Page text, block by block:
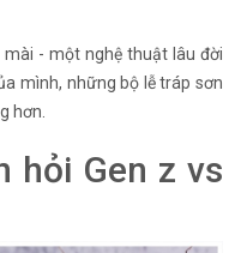
- một nghệ thuật lâu đời
mình, những bộ lễ tráp sơn
hơn.
hỏi Gen z vs